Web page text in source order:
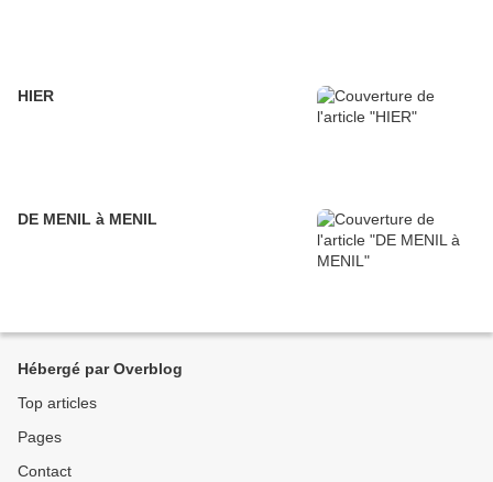
HIER
DE MENIL à MENIL
Hébergé par Overblog
Top articles
Pages
Contact